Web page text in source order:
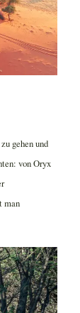
gehen und
von Oryx
man